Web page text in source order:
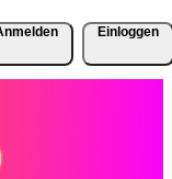
Einloggen